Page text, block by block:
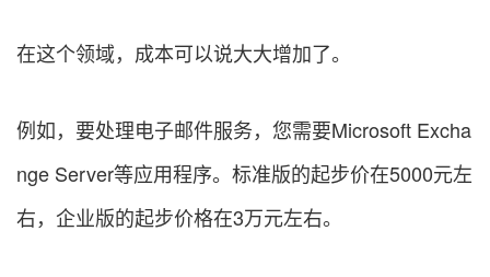
在这个领域，成本可以说大大增加了。
例如，要处理电子邮件服务，您需要Microsoft Excha
nge Server等应用程序。标准版的起步价在5000元左
右，企业版的起步价格在3万元左右。